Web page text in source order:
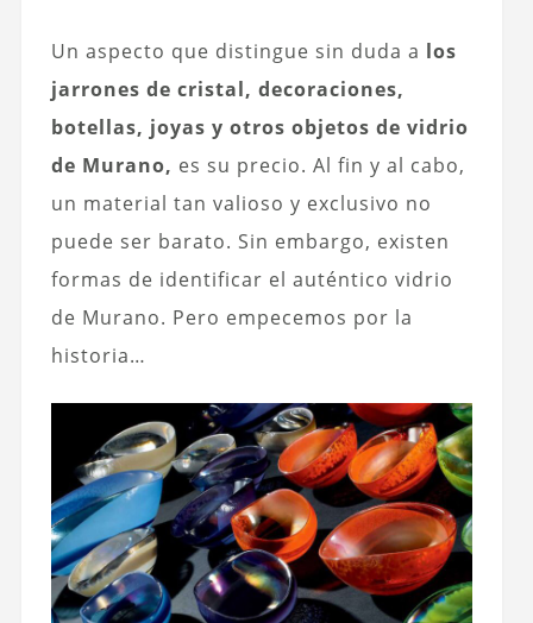
Un aspecto que distingue sin duda a los
jarrones de cristal, decoraciones,
botellas, joyas y otros objetos de vidrio
de Murano, es su precio. Al fin y al cabo,
un material tan valioso y exclusivo no
puede ser barato. Sin embargo, existen
formas de identificar el auténtico vidrio
de Murano. Pero empecemos por la
historia…